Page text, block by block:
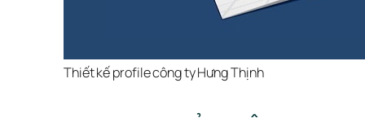
Thiết kế profile công ty Hưng Thịnh